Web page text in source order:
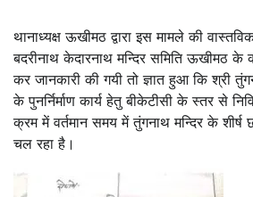
थानाध्यक्ष ऊखीमठ द्वारा इस मामले की
बदरीनाथ केदारनाथ मन्दिर समिति ऊखीमठ के
कर जानकारी की गयी तो ज्ञात हुआ कि श्री
के पुनर्निर्माण कार्य हेतु बीकेटीसी के स्तर से
क्रम में वर्तमान समय में तुंगनाथ मन्दिर के शीर्ष
चल रहा है।